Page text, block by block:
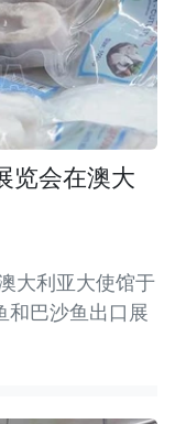
览会在澳大
大利亚大使馆于
和巴沙鱼出口展